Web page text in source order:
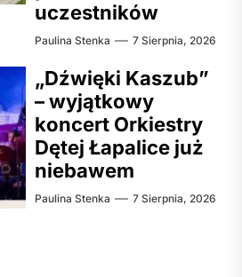
uczestników
Paulina Stenka 7 Sierpnia, 2026
„Dźwięki Kaszub”
– wyjątkowy
koncert Orkiestry
Dętej Łapalice już
niebawem
Paulina Stenka 7 Sierpnia, 2026